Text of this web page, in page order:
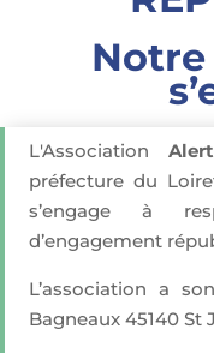
L'Association
préfecture du
s’engage à
d’engagement
L’association a
Bagneaux 45140 St